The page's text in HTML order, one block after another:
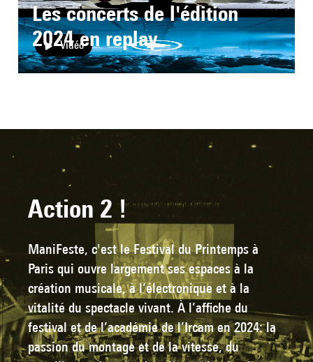
Vidéo
Les concerts de l'édition
2024 en replay
Action 2 !
ManiFeste, c'est le Festival du Printemps à
Paris qui ouvre largement ses espaces à la
création musicale, à l’électronique et à la
vitalité du spectacle vivant. À l’affiche du
festival et de l’académie de l’Ircam en 2024: la
passion du montage et de la vitesse, du